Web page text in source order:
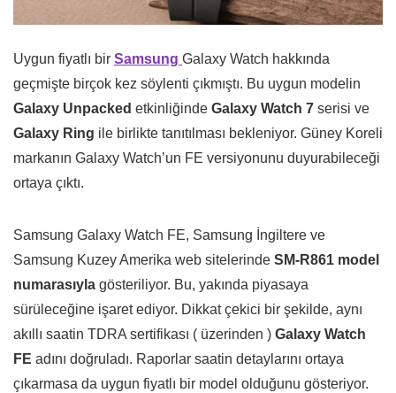
Uygun fiyatlı bir Samsung Galaxy Watch hakkında
geçmişte birçok kez söylenti çıkmıştı. Bu uygun modelin
Galaxy Unpacked etkinliğinde Galaxy Watch 7 serisi ve
Galaxy Ring ile birlikte tanıtılması bekleniyor. Güney Koreli
markanın Galaxy Watch’un FE versiyonunu duyurabileceği
ortaya çıktı.
Samsung Galaxy Watch FE, Samsung İngiltere ve
Samsung Kuzey Amerika web sitelerinde SM-R861 model
numarasıyla gösteriliyor. Bu, yakında piyasaya
sürüleceğine işaret ediyor. Dikkat çekici bir şekilde, aynı
akıllı saatin TDRA sertifikası ( üzerinden ) Galaxy Watch
FE adını doğruladı. Raporlar saatin detaylarını ortaya
çıkarmasa da uygun fiyatlı bir model olduğunu gösteriyor.